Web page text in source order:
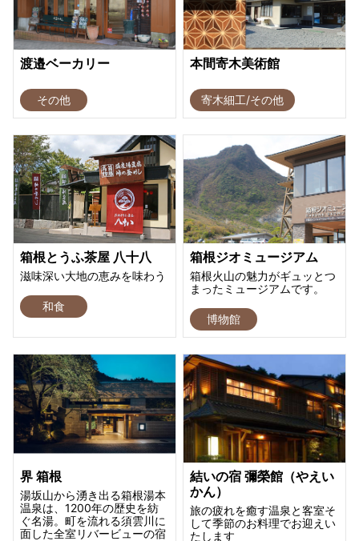
渡邉ベーカリー
その他
本間寄木美術館
寄木細工/その他
箱根とうふ茶屋 八十八
滋味深い大地の恵みを味わう
和食
箱根ジオミュージアム
箱根火山の魅力がギュッとつ
まったミュージアムです。
博物館
界 箱根
湯坂山から湧き出る箱根湯本
温泉は、1200年の歴史を紡
ぐ名湯。町を流れる須雲川に
面した全室リバービューの宿
結いの宿 彌榮館（やえい
かん）
旅の疲れを癒す温泉と客室そ
して季節のお料理でお迎えい
たします